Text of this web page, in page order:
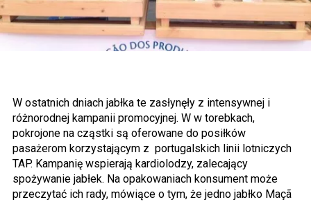
W ostatnich dniach jabłka te zasłynęły z intensywnej i
różnorodnej kampanii promocyjnej. W w torebkach,
pokrojone na cząstki są oferowane do posiłków
pasażerom korzystającym z portugalskich linii lotniczych
TAP. Kampanię wspierają kardiolodzy, zalecający
spożywanie jabłek. Na opakowaniach konsument może
przeczytać ich rady, mówiące o tym, że jedno jabłko Maçã